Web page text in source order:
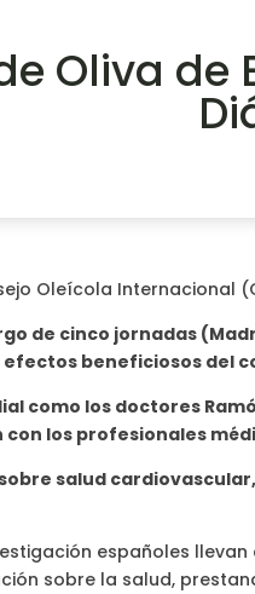
Oliva
Oleícola Internacional
de cinco jornadas
beneficiosos del
como los doctores
los profesionales
salud
españoles
sobre la salud,